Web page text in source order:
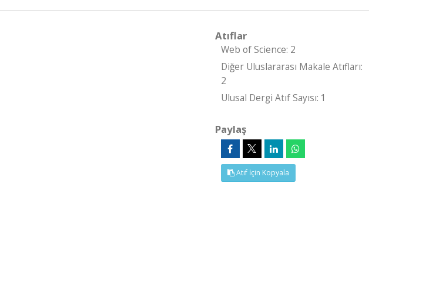
Atıflar
Web of Science: 2
Diğer Uluslararası Makale Atıfları:
2
Ulusal Dergi Atıf Sayısı: 1
Paylaş
Atıf İçin Kopyala